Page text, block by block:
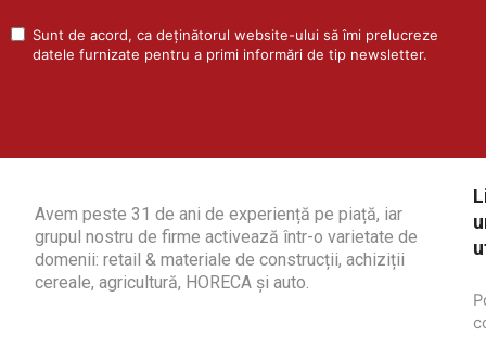
Sunt de acord, ca deținătorul website-ului să îmi prelucreze
datele furnizate pentru a primi informări de tip newsletter.
Avem peste 31 de ani de experiență pe piață, iar
grupul nostru de firme activează într-o varietate de
domenii: retail & materiale de construcții, achiziții
cereale, agricultură, HORECA și auto.